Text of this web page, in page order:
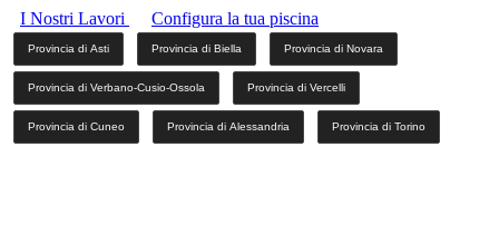
I Nostri Lavori
Configura la tua piscina
Provincia di Asti Provincia di Biella Provincia di Novara
Provincia di Verbano-Cusio-Ossola Provincia di Vercelli
Provincia di Cuneo Provincia di Alessandria Provincia di Torino